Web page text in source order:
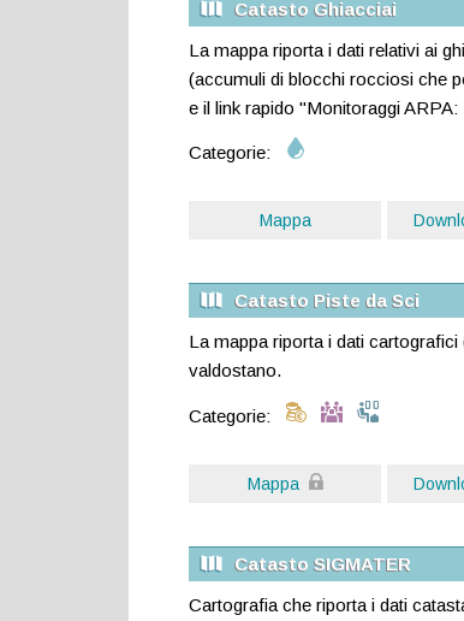
Catasto Ghiacciai
La mappa riporta i dati relativi ai
(accumuli di blocchi rocciosi che
e il link rapido "Monitoraggi
Categorie:
Mappa
Catasto Piste da Sci
La mappa riporta i dati
valdostano.
Categorie:
Mappa
Catasto SIGMATER
Cartografia che riporta i dati